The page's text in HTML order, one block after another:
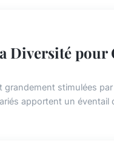
Diversité pour
stimulées
apportent un éventail